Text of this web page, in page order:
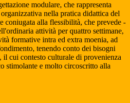
modulare, che rappresenta
nella pratica didattica del
coniugata alla flessibilità, che prevede -
attività per quattro settimane,
formative intra ed extra moenia, ad
tenendo conto dei bisogni
cui contesto culturale di provenienza
stimolante e molto circoscritto alla